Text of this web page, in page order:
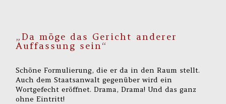
„Da möge das Gericht anderer
Auffassung sein“
Schöne Formulierung, die er da in den Raum stellt.
Auch dem Staatsanwalt gegenüber wird ein
Wortgefecht eröffnet. Drama, Drama! Und das ganz
ohne Eintritt!